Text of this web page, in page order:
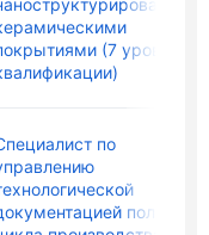
(7 уровень
по
полного